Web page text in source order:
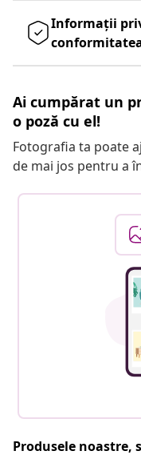
Informații
Ai cumpărat un
o poză cu el!
Fotografia ta poate
de mai jos pentru a
Produsele noastre,